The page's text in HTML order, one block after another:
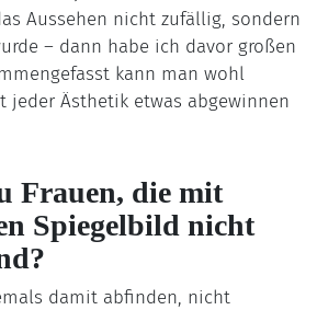
Aussehen nicht zufällig, sondern
– dann habe ich davor großen
kann man wohl
jeder Ästhetik etwas abgewinnen
Frauen, die mit
Spiegelbild nicht
damit abfinden, nicht